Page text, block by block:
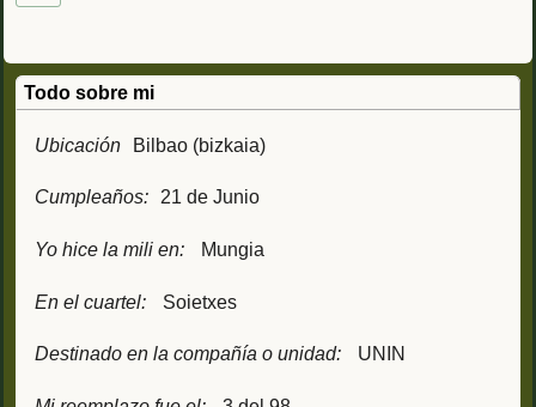
Todo sobre mi
Ubicación Bilbao (bizkaia)
Cumpleaños: 21 de Junio
Yo hice la mili en: Mungia
En el cuartel: Soietxes
Destinado en la compañía o unidad: UNIN